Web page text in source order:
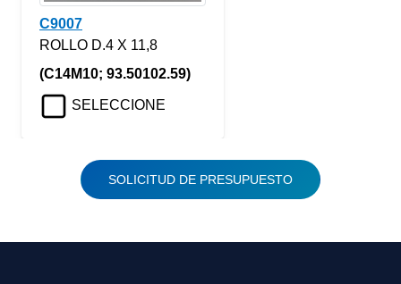
C9007
ROLLO D.4 X 11,8
(C14M10; 93.50102.59)
SELECCIONE
SOLICITUD DE PRESUPUESTO